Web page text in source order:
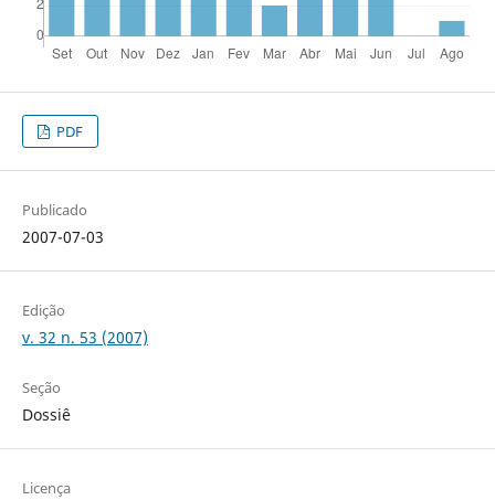
PDF
Publicado
2007-07-03
Edição
v. 32 n. 53 (2007)
Seção
Dossiê
Licença